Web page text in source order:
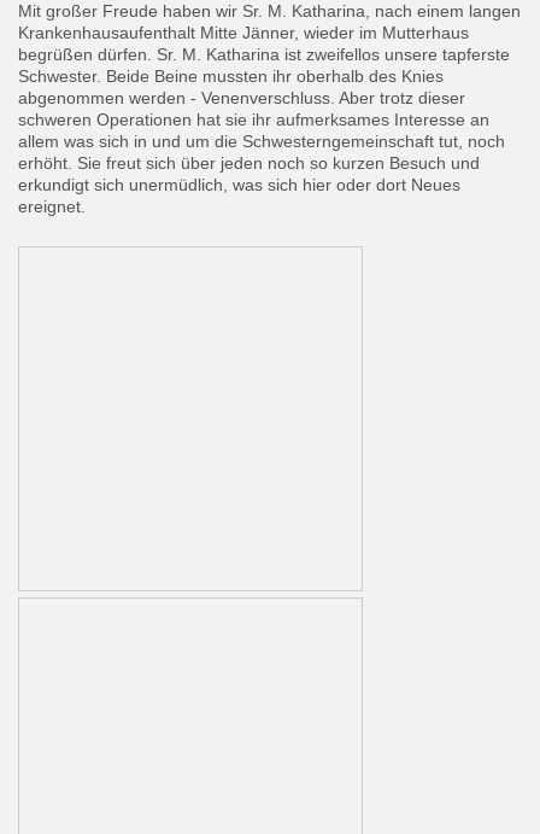
Mit großer Freude haben wir Sr. M. Katharina, nach einem langen
Krankenhausaufenthalt Mitte Jänner, wieder im Mutterhaus
begrüßen dürfen. Sr. M. Katharina ist zweifellos unsere tapferste
Schwester. Beide Beine mussten ihr oberhalb des Knies
abgenommen werden - Venenverschluss. Aber trotz dieser
schweren Operationen hat sie ihr aufmerksames Interesse an
allem was sich in und um die Schwesterngemeinschaft tut, noch
erhöht. Sie freut sich über jeden noch so kurzen Besuch und
erkundigt sich unermüdlich, was sich hier oder dort Neues
ereignet.